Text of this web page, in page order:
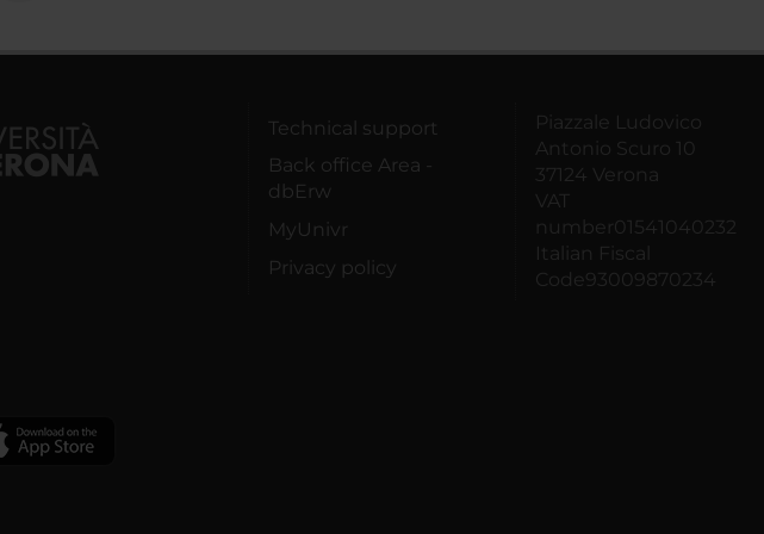
Technical support
Back office Area -
dbErw
MyUnivr
Privacy policy
Piazzale Ludovico
Antonio Scuro 10
37124 Verona
VAT
number01541040232
Italian Fiscal
Code93009870234